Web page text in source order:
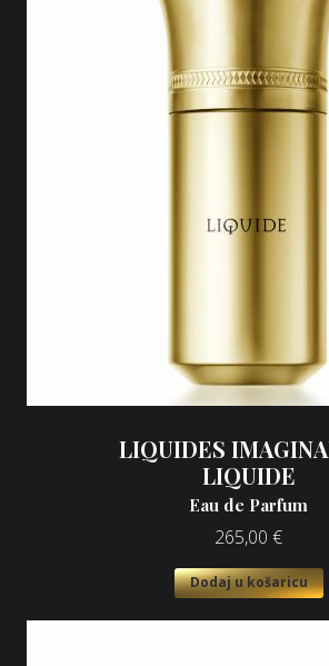
LIQUIDES
LIQUIDE
Eau de Parfum
265,00 €
Dodaj u košaricu